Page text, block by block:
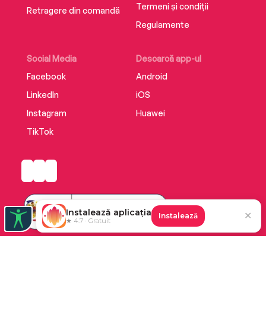
Retragere din comandă
Social Media
Facebook
LinkedIn
Instagram
TikTok
Descarcă app-ul
Android
iOS
Huawei
Termeni și condiții
Regulamente
Instalează aplicația
★ 4.7 · Gratuit
Instalează ✕